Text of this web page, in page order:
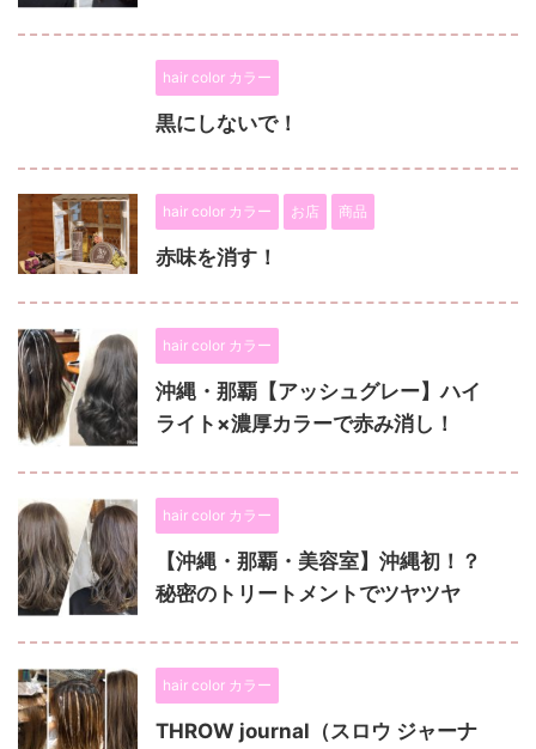
hair color カラー
黒にしないで！
hair color カラー お店 商品
赤味を消す！
hair color カラー
沖縄・那覇【アッシュグレー】ハイ
ライト×濃厚カラーで赤み消し！
hair color カラー
【沖縄・那覇・美容室】沖縄初！？
秘密のトリートメントでツヤツヤ
hair color カラー
THROW journal（スロウ ジャーナ